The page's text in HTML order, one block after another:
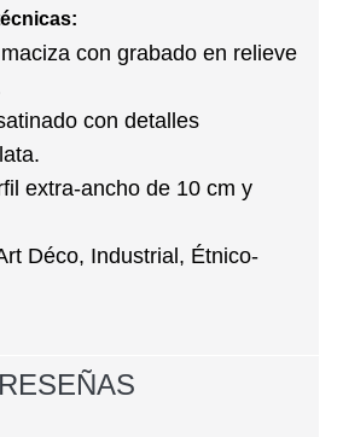
con grabado en relieve
con detalles
extra-ancho de 10 cm y
Déco, Industrial, Étnico-
RESEÑAS